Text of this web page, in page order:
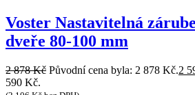
Voster Nastavitelná
dveře 80-100 mm
2 878Kč Původní cena byla: 2 878 Kč.2
590 Kč.